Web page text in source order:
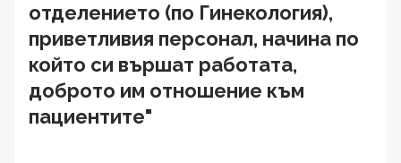
отделението (по Гинекология),
приветливия персонал, начина по
който си вършат работата,
доброто им отношение към
пациентите"